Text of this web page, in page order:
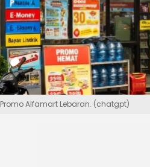
Promo Alfamart Lebaran. (chatgpt)